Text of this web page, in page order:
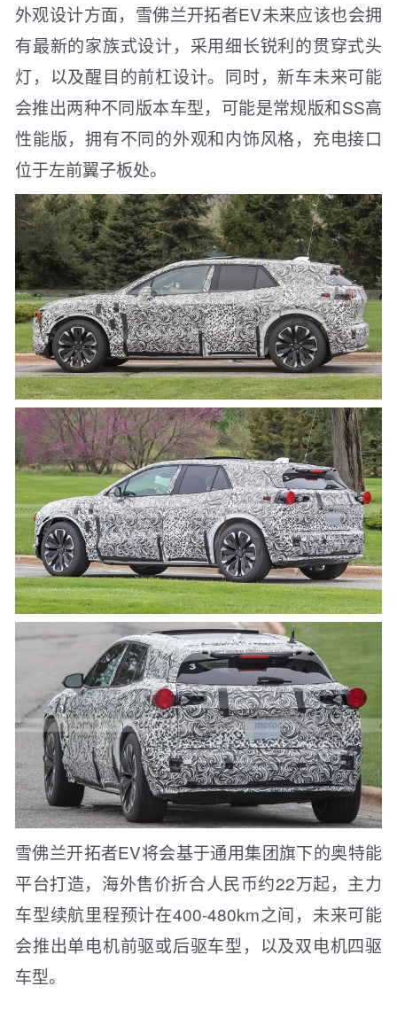
外观设计方面，雪佛兰开拓者EV未来应该也会拥
有最新的家族式设计，采用细长锐利的贯穿式头
灯，以及醒目的前杠设计。同时，新车未来可能
会推出两种不同版本车型，可能是常规版和SS高
性能版，拥有不同的外观和内饰风格，充电接口
位于左前翼子板处。
雪佛兰开拓者EV将会基于通用集团旗下的奥特能
平台打造，海外售价折合人民币约22万起，主力
车型续航里程预计在400-480km之间，未来可能
会推出单电机前驱或后驱车型，以及双电机四驱
车型。